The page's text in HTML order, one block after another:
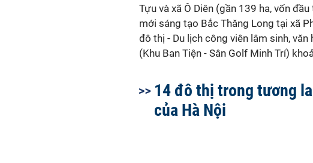
Tựu và xã Ô Diên (gần 139 ha, vốn
mới sáng tạo Bắc Thăng Long tại xã
đô thị - Du lịch công viên lâm sinh,
(Khu Ban Tiện - Sân Golf Minh Trí)
14 đô thị trong tương
của Hà Nội